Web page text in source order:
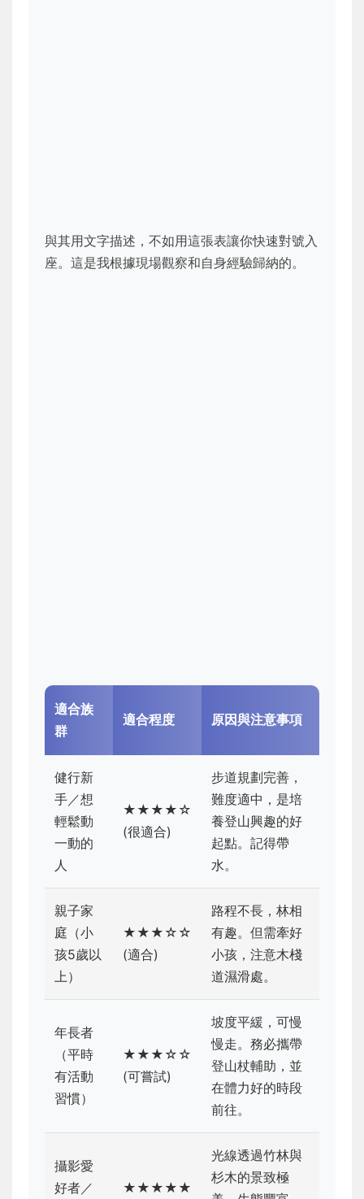
與其用文字描述，不如用這張表讓你快速對號入
座。這是我根據現場觀察和自身經驗歸納的。
適合族
群
適合程度 原因與注意事項
健行新
手／想
輕鬆動
一動的
人
★★★★☆
(很適合)
步道規劃完善，
難度適中，是培
養登山興趣的好
起點。記得帶
水。
親子家
庭（小
孩5歲以
上）
★★★☆☆
(適合)
路程不長，林相
有趣。但需牽好
小孩，注意木棧
道濕滑處。
年長者
（平時
有活動
習慣）
★★★☆☆
(可嘗試)
坡度平緩，可慢
慢走。務必攜帶
登山杖輔助，並
在體力好的時段
前往。
攝影愛
好者／
★★★★★
光線透過竹林與
杉木的景致極